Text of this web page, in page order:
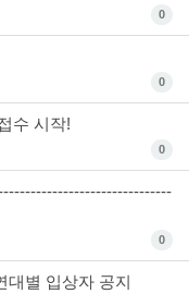
0
0
수 시작!
0
0
대별 입상자 공지